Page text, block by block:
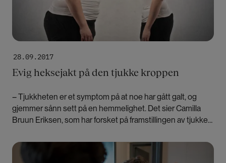
28.09.2017
Evig heksejakt på den tjukke kroppen
– Tjukkheten er et symptom på at noe har gått galt, og
gjemmer sånn sett på en hemmelighet. Det sier Camilla
Bruun Eriksen, som har forsket på framstillingen av tjukke
Bilde